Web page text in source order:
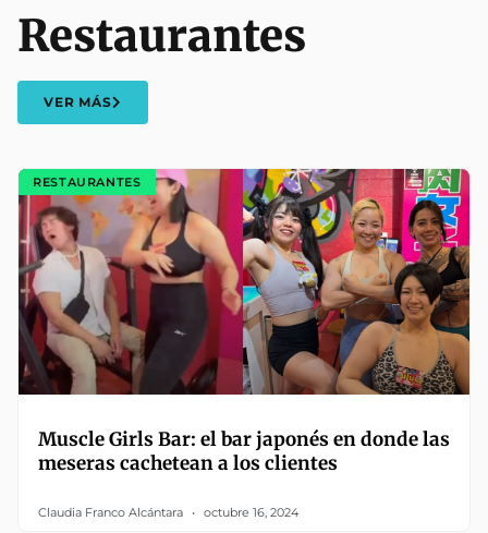
Restaurantes
VER MÁS
RESTAURANTES
Muscle Girls Bar: el bar japonés en donde las
meseras cachetean a los clientes
Claudia Franco Alcántara octubre 16, 2024